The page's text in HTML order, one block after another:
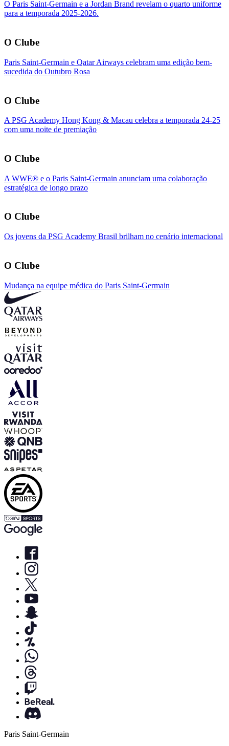
O Paris Saint-Germain e a Jordan Brand revelam o quarto uniforme
para a temporada 2025-2026.
O Clube
Paris Saint-Germain e Qatar Airways celebram uma edição bem-
sucedida do Outubro Rosa
O Clube
A PSG Academy Hong Kong & Macau celebra a temporada 24-25
com uma noite de premiação
O Clube
A WWE® e o Paris Saint-Germain anunciam uma colaboração
estratégica de longo prazo
O Clube
Os jovens da PSG Academy Brasil brilham no cenário internacional
O Clube
Mudança na equipe médica do Paris Saint-Germain
Paris Saint-Germain